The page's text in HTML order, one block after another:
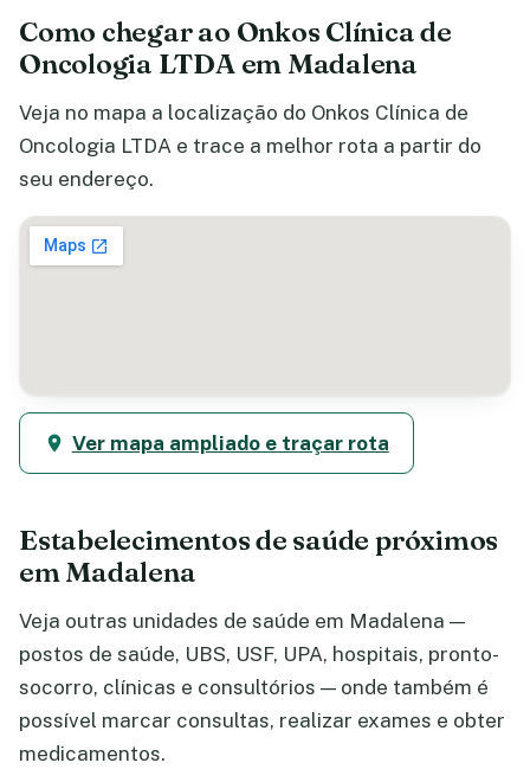
Como chegar ao Onkos Clínica de
Oncologia LTDA em Madalena
Veja no mapa a localização do Onkos Clínica de
Oncologia LTDA e trace a melhor rota a partir do
seu endereço.
Ver mapa ampliado e traçar rota
Estabelecimentos de saúde próximos
em Madalena
Veja outras unidades de saúde em Madalena —
postos de saúde, UBS, USF, UPA, hospitais, pronto-
socorro, clínicas e consultórios — onde também é
possível marcar consultas, realizar exames e obter
medicamentos.